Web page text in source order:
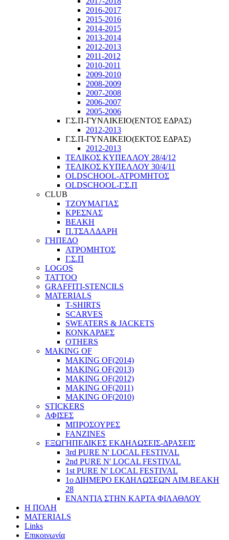
2016-2017
2015-2016
2014-2015
2013-2014
2012-2013
2011-2012
2010-2011
2009-2010
2008-2009
2007-2008
2006-2007
2005-2006
Γ.Σ.Π-ΓΥΝΑΙΚΕΙΟ(ΕΝΤΟΣ ΕΔΡΑΣ)
2012-2013
Γ.Σ.Π-ΓΥΝΑΙΚΕΙΟ(ΕΚΤΟΣ ΕΔΡΑΣ)
2012-2013
ΤΕΛΙΚΟΣ ΚΥΠΕΛΛΟΥ 28/4/12
ΤΕΛΙΚΟΣ ΚΥΠΕΛΛΟΥ 30/4/11
OLDSCHOOL-ΑΤΡΟΜΗΤΟΣ
OLDSCHOOL-Γ.Σ.Π
CLUB
ΤΖΟΥΜΑΓΙΑΣ
ΚΡΕΣΝΑΣ
ΒΕΑΚΗ
Π.ΤΣΑΛΔΑΡΗ
ΓΗΠΕΔΟ
ΑΤΡΟΜΗΤΟΣ
Γ.Σ.Π
LOGOS
TATTOO
GRAFFITI-STENCILS
MATERIALS
T-SHIRTS
SCARVES
SWEATERS & JACKETS
ΚΟΝΚΑΡΔΕΣ
OTHERS
MAKING OF
MAKING OF(2014)
MAKING OF(2013)
MAKING OF(2012)
MAKING OF(2011)
MAKING OF(2010)
STICKERS
ΑΦΙΣΕΣ
ΜΠΡΟΣΟΥΡΕΣ
FANZINES
ΕΞΩΓΗΠΕΔΙΚΕΣ EΚΔΗΛΩΣΕΙΣ-ΔΡΑΣΕΙΣ
3rd PURE N' LOCAL FESTIVAL
2nd PURE N' LOCAL FESTIVAL
1st PURE N' LOCAL FESTIVAL
1ο ΔΙΗΜΕΡΟ ΕΚΔΗΛΩΣΕΩΝ ΑΙΜ.ΒΕΑΚΗ
28
ΕΝΑΝΤΙΑ ΣΤΗΝ ΚΑΡΤΑ ΦΙΛΑΘΛΟΥ
Η ΠΟΛΗ
MATERIALS
Links
Επικοινωνία